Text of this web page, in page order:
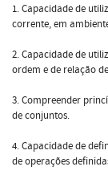
1. Capacidade de
corrente, em
2. Capacidade de
ordem e de relação
3. Compreender
de conjuntos.
4. Capacidade de
de operações